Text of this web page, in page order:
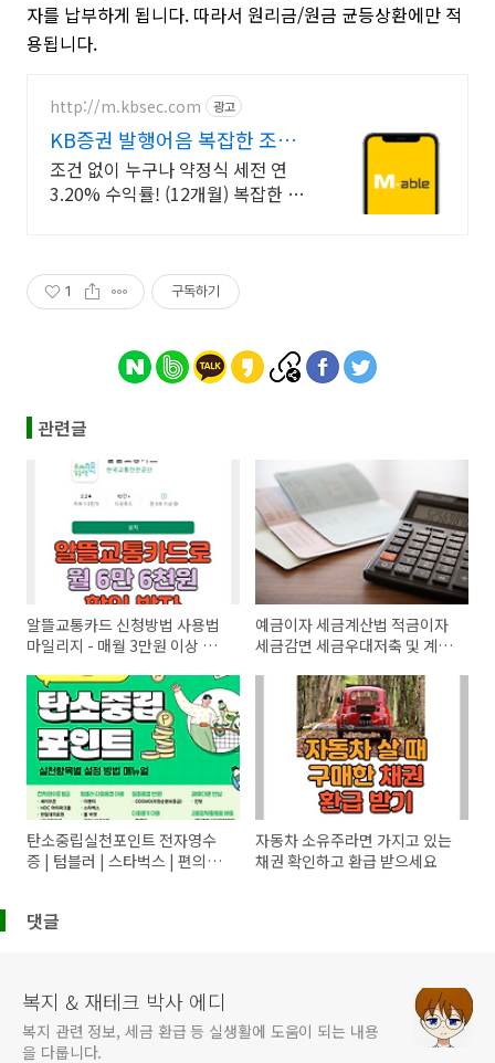
자를 납부하게 됩니다. 따라서 원리금/원금 균등상환에만 적
용됩니다.
http://m.kbsec.com 광고
KB증권 발행어음 복잡한 조건
없이 누구나
조건 없이 누구나 약정식 세전 연
3.20% 수익률! (12개월) 복잡한 가
1 구독하기
관련글
알뜰교통카드 신청방법 사용법
마일리지 - 매월 3만원 이상 절
나, 우리, 티머니, 로카, 삼성, 현
대, 국민, 농협, BC)
예금이자 세금계산법 적금이자
세금감면 세금우대저축 및 계산
탄소중립실천포인트 전자영수
증 | 텀블러 | 스타벅스 | 편의점
자동차 소유주라면 가지고 있는
채권 확인하고 환급 받으세요
댓글
복지 & 재테크 박사 에디
복지 관련 정보, 세금 환급 등 실생활에 도움이 되는 내용
을 다룹니다.